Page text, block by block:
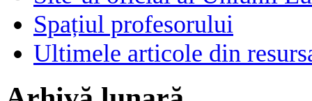
Spațiul profesorului
Ultimele articole din